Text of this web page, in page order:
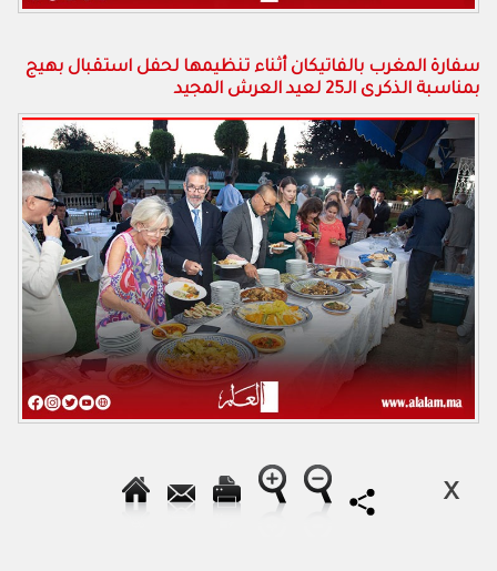
سفارة المغرب بالفاتيكان أثناء تنظيمها لحفل استقبال بهيج
بمناسبة الذكرى الـ25 لعيد العرش المجيد